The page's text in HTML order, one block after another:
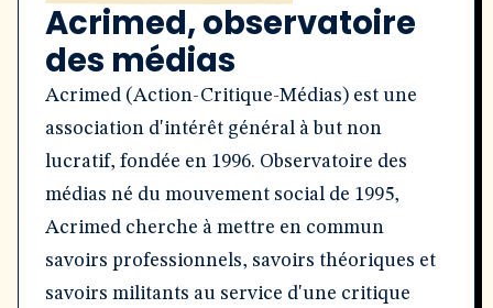
Acrimed, observatoire
des médias
Acrimed (Action-Critique-Médias) est une
association d'intérêt général à but non
lucratif, fondée en 1996. Observatoire des
médias né du mouvement social de 1995,
Acrimed cherche à mettre en commun
savoirs professionnels, savoirs théoriques et
savoirs militants au service d'une critique